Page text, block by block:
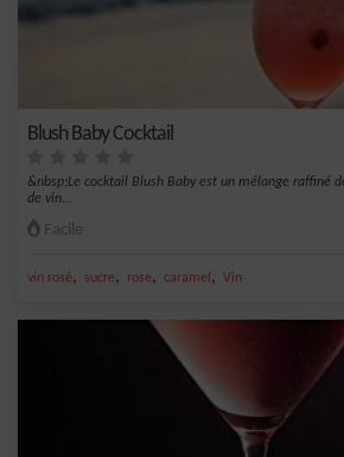
Blush Baby Cocktail
&nbsp;Le cocktail Blush Baby est un mélange raffiné
de vin...
Facile
vin rosé, sucre, rose, caramel , Vin